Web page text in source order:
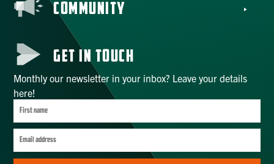
COMMUNITY
GET IN TOUCH
Monthly our newsletter in your inbox? Leave your details
here!